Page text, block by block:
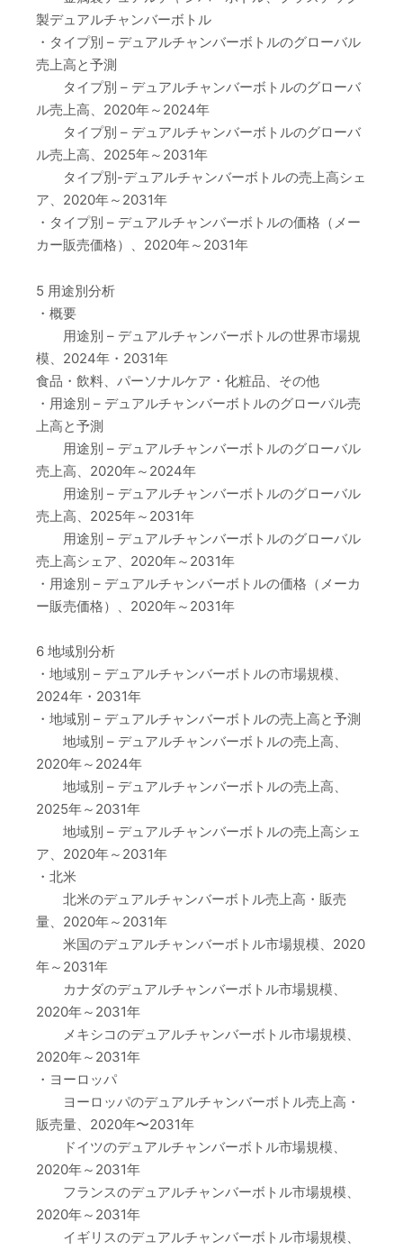
製デュアルチャンバーボトル
・タイプ別 – デュアルチャンバーボトルのグローバル
売上高と予測
タイプ別 – デュアルチャンバーボトルのグローバ
ル売上高、2020年～2024年
タイプ別 – デュアルチャンバーボトルのグローバ
ル売上高、2025年～2031年
タイプ別-デュアルチャンバーボトルの売上高シェ
ア、2020年～2031年
・タイプ別 – デュアルチャンバーボトルの価格（メー
カー販売価格）、2020年～2031年
5 用途別分析
・概要
用途別 – デュアルチャンバーボトルの世界市場規
模、2024年・2031年
食品・飲料、パーソナルケア・化粧品、その他
・用途別 – デュアルチャンバーボトルのグローバル売
上高と予測
用途別 – デュアルチャンバーボトルのグローバル
売上高、2020年～2024年
用途別 – デュアルチャンバーボトルのグローバル
売上高、2025年～2031年
用途別 – デュアルチャンバーボトルのグローバル
売上高シェア、2020年～2031年
・用途別 – デュアルチャンバーボトルの価格（メーカ
ー販売価格）、2020年～2031年
6 地域別分析
・地域別 – デュアルチャンバーボトルの市場規模、
2024年・2031年
・地域別 – デュアルチャンバーボトルの売上高と予測
地域別 – デュアルチャンバーボトルの売上高、
2020年～2024年
地域別 – デュアルチャンバーボトルの売上高、
2025年～2031年
地域別 – デュアルチャンバーボトルの売上高シェ
ア、2020年～2031年
・北米
北米のデュアルチャンバーボトル売上高・販売
量、2020年～2031年
米国のデュアルチャンバーボトル市場規模、2020
年～2031年
カナダのデュアルチャンバーボトル市場規模、
2020年～2031年
メキシコのデュアルチャンバーボトル市場規模、
2020年～2031年
・ヨーロッパ
ヨーロッパのデュアルチャンバーボトル売上高・
販売量、2020年〜2031年
ドイツのデュアルチャンバーボトル市場規模、
2020年～2031年
フランスのデュアルチャンバーボトル市場規模、
2020年～2031年
イギリスのデュアルチャンバーボトル市場規模、